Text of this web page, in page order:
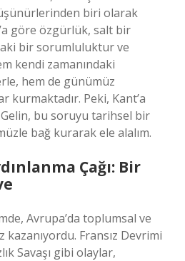
biri olarak
göre özgürlük, salt bir
bir sorumluluktur ve
kendi zamanındaki
hem de günümüz
kurmaktadır. Peki, Kant’a
bu soruyu tarihsel bir
bağ kurarak ele alalım.
Çağı: Bir
Avrupa’da toplumsal ve
Fransız Devrimi
Savaşı gibi olaylar,